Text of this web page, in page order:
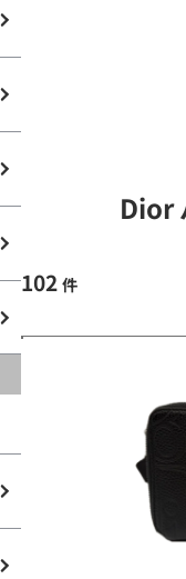
Dior
102 件